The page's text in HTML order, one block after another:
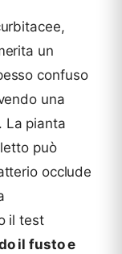
un
confuso
una
La pianta
può
occlude
il test
il fusto e